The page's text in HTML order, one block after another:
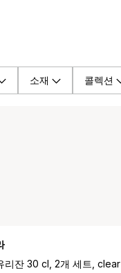
소재 콜렉션
리잔 30 cl, 2개 세트, clear